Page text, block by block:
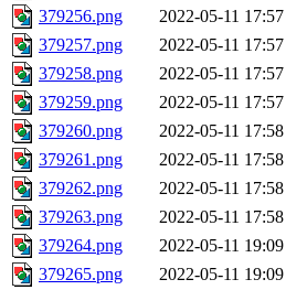
379256.png
2022-05-11 17:57
379257.png
2022-05-11 17:57
379258.png
2022-05-11 17:57
379259.png
2022-05-11 17:57
379260.png
2022-05-11 17:58
379261.png
2022-05-11 17:58
379262.png
2022-05-11 17:58
379263.png
2022-05-11 17:58
379264.png
2022-05-11 19:09
379265.png
2022-05-11 19:09